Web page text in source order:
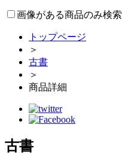
画像がある商品のみ検索
トップページ
＞
古書
＞
商品詳細
古書